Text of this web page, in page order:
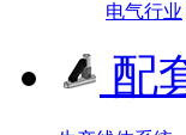
电气行业
配